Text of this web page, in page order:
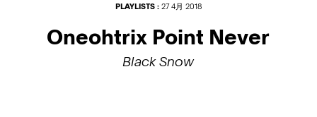
PLAYLISTS :27 4月 2018
Oneohtrix Point Never
Black Snow